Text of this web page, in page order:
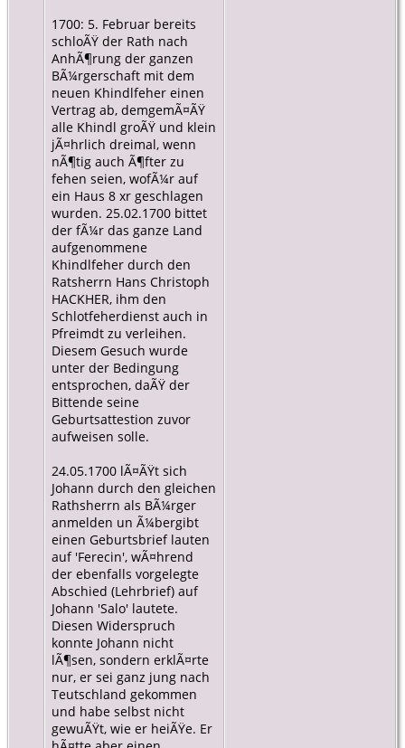
1700: 5. Februar bereits
schloÃŸ der Rath nach
AnhÃ¶rung der ganzen
BÃ¼rgerschaft mit dem
neuen Khindlfeher einen
Vertrag ab, demgemÃ¤ÃŸ
alle Khindl groÃŸ und klein
jÃ¤hrlich dreimal, wenn
nÃ¶tig auch Ã¶fter zu
fehen seien, wofÃ¼r auf
ein Haus 8 xr geschlagen
wurden. 25.02.1700 bittet
der fÃ¼r das ganze Land
aufgenommene
Khindlfeher durch den
Ratsherrn Hans Christoph
HACKHER, ihm den
Schlotfeherdienst auch in
Pfreimdt zu verleihen.
Diesem Gesuch wurde
unter der Bedingung
entsprochen, daÃŸ der
Bittende seine
Geburtsattestion zuvor
aufweisen solle.
24.05.1700 lÃ¤ÃŸt sich
Johann durch den gleichen
Rathsherrn als BÃ¼rger
anmelden un Ã¼bergibt
einen Geburtsbrief lauten
auf 'Ferecin', wÃ¤hrend
der ebenfalls vorgelegte
Abschied (Lehrbrief) auf
Johann 'Salo' lautete.
Diesen Widerspruch
konnte Johann nicht
lÃ¶sen, sondern erklÃ¤rte
nur, er sei ganz jung nach
Teutschland gekommen
und habe selbst nicht
gewuÃŸt, wie er heiÃŸe. Er